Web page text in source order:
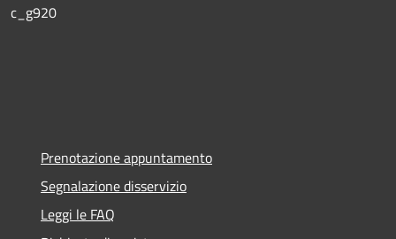
c_g920
Prenotazione appuntamento
Segnalazione disservizio
Leggi le FAQ